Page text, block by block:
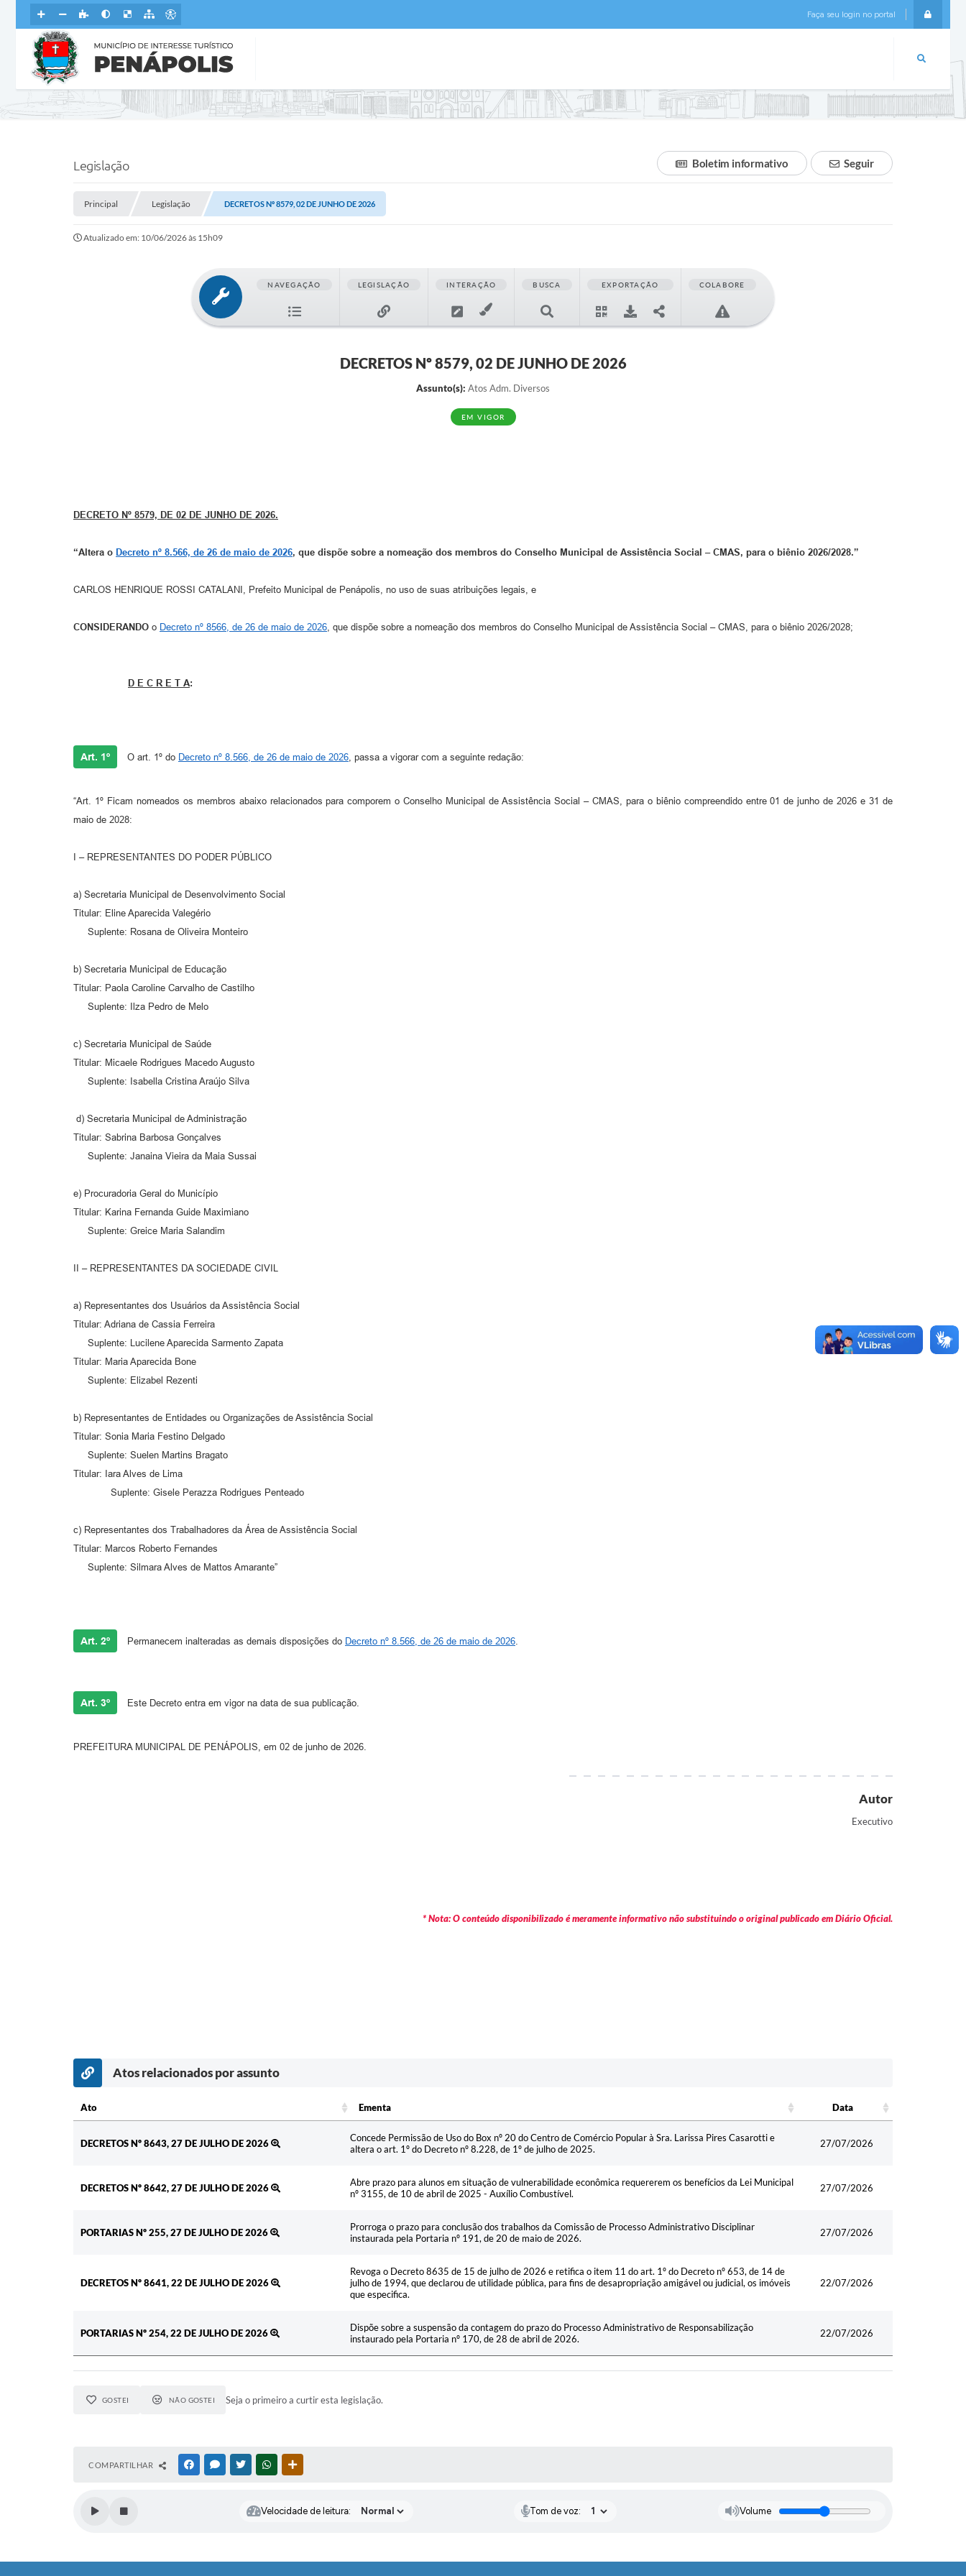
Faça seu login no portal
Legislação Seguir
Boletim informativo
Principal Legislação DECRETOS Nº 8579, 02 DE JUNHO DE 2026
Atualizado em: 10/06/2026 às 15h09
NAVEGAÇÃO LEGISLAÇÃO INTERAÇÃO BUSCA EXPORTAÇÃO COLABORE
DECRETOS Nº 8579, 02 DE JUNHO DE 2026
Assunto(s): Atos Adm. Diversos
EM VIGOR
DECRETO Nº 8579, DE 02 DE JUNHO DE 2026.
“Altera o Decreto nº 8.566, de 26 de maio de 2026, que dispõe sobre a nomeação dos membros do Conselho Municipal de Assistência Social – CMAS, para o biênio 2026/2028.”
CARLOS HENRIQUE ROSSI CATALANI, Prefeito Municipal de Penápolis, no uso de suas atribuições legais, e
CONSIDERANDO o Decreto nº 8566, de 26 de maio de 2026 , que dispõe sobre a nomeação dos membros do Conselho Municipal de Assistência Social – CMAS, para o biênio 2026/2028;
D E C R E T A:
Art. 1º O art. 1º do Decreto nº 8.566, de 26 de maio de 2026 , passa a vigorar com a seguinte redação:
“Art. 1º Ficam nomeados os membros abaixo relacionados para comporem o Conselho Municipal de Assistência Social – CMAS, para o biênio compreendido entre 01 de junho de 2026 e 31 de
maio de 2028:
I – REPRESENTANTES DO PODER PÚBLICO
a) Secretaria Municipal de Desenvolvimento Social
Titular: Eline Aparecida Valegério
Suplente: Rosana de Oliveira Monteiro
b) Secretaria Municipal de Educação
Titular: Paola Caroline Carvalho de Castilho
Suplente: Ilza Pedro de Melo
c) Secretaria Municipal de Saúde
Titular: Micaele Rodrigues Macedo Augusto
Suplente: Isabella Cristina Araújo Silva
d) Secretaria Municipal de Administração
Titular: Sabrina Barbosa Gonçalves
Suplente: Janaina Vieira da Maia Sussai
e) Procuradoria Geral do Município
Titular: Karina Fernanda Guide Maximiano
Suplente: Greice Maria Salandim
II – REPRESENTANTES DA SOCIEDADE CIVIL
a) Representantes dos Usuários da Assistência Social
Titular: Adriana de Cassia Ferreira
Suplente: Lucilene Aparecida Sarmento Zapata
Titular: Maria Aparecida Bone
Suplente: Elizabel Rezenti
b) Representantes de Entidades ou Organizações de Assistência Social
Titular: Sonia Maria Festino Delgado
Suplente: Suelen Martins Bragato
Titular: Iara Alves de Lima
Suplente: Gisele Perazza Rodrigues Penteado
c) Representantes dos Trabalhadores da Área de Assistência Social
Titular: Marcos Roberto Fernandes
Suplente: Silmara Alves de Mattos Amarante”
Art. 2º Permanecem inalteradas as demais disposições do Decreto nº 8.566, de 26 de maio de 2026
Art. 3º Este Decreto entra em vigor na data de sua publicação.
PREFEITURA MUNICIPAL DE PENÁPOLIS, em 02 de junho de 2026.
Autor
Executivo
* Nota: O conteúdo disponibilizado é meramente informativo não substituindo o original publicado em Diário Oficial.
Atos relacionados por assunto
Ato Ementa
Data
DECRETOS Nº 8643, 27 DE JULHO DE 2026
Concede Permissão de Uso do Box nº 20 do Centro de Comércio Popular à Sra. Larissa Pires Casarotti e
altera o art. 1º do Decreto nº 8.228, de 1º de julho de 2025.
27/07/2026
DECRETOS Nº 8642, 27 DE JULHO DE 2026
Abre prazo para alunos em situação de vulnerabilidade econômica requererem os benefícios da Lei Municipal
nº 3155, de 10 de abril de 2025 - Auxílio Combustível.
27/07/2026
PORTARIAS Nº 255, 27 DE JULHO DE 2026
Prorroga o prazo para conclusão dos trabalhos da Comissão de Processo Administrativo Disciplinar
instaurada pela Portaria nº 191, de 20 de maio de 2026.
27/07/2026
DECRETOS Nº 8641, 22 DE JULHO DE 2026
Revoga o Decreto 8635 de 15 de julho de 2026 e retifica o item 11 do art. 1º do Decreto nº 653, de 14 de
julho de 1994, que declarou de utilidade pública, para fins de desapropriação amigável ou judicial, os imóveis
que especifica.
22/07/2026
PORTARIAS Nº 254, 22 DE JULHO DE 2026
Dispõe sobre a suspensão da contagem do prazo do Processo Administrativo de Responsabilização
instaurado pela Portaria nº 170, de 28 de abril de 2026.
22/07/2026
GOSTEI NÃO GOSTEI Seja o primeiro a curtir esta legislação.
COMPARTILHAR FACEBOOKMESSENGER
TWITTERWHATSAPP
Velocidade de leitura: Tom de voz: Volume